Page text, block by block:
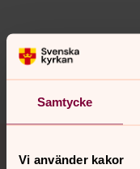
Samtycke
Vi använder kakor
Dela
Tillbaka till toppen
Tillbaka till innehållet